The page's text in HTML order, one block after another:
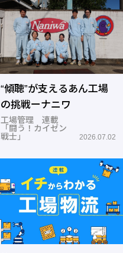
“傾聴”が支えるあん工場
の挑戦ーナニワ
工場管理 連載
「闘う！カイゼン
戦士」
2026.07.02